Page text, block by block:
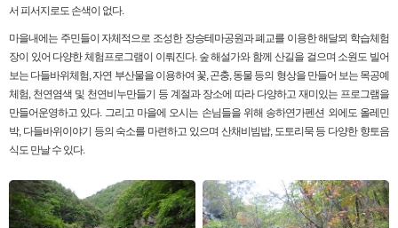
서 피서지로도 손색이 없다.
마을내에는 주민들이 자체적으로 조성한 장승테마공원과 폐교를 이용한 해달뫼 학습체험
장이 있어 다양한 체험프로그램이 이뤄진다. 숲 해설가와 함께 산길을 걸으며 소원도 빌어
보는 다들바위체험, 자연 부산물을 이용하여 꽃, 곤충, 동물 등의 형상을 만들어 보는 목공예
체험, 천연염색 및 천연비누만들기 등 계절과 장소에 따라 다양하고 재미있는 프로그램을
만들어운영하고 있다. 그리고 마을에 오시는 손님들을 위해 송하연가펜션 외에도 올레민
박, 다들바위이야기 등의 숙소를 마련하고 있으며 산채비빔밥, 도토리묵 등 다양한 향토음
식도 만날 수 있다.